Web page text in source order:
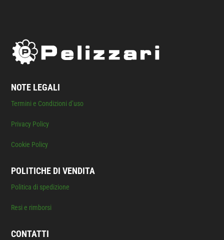
NOTE LEGALI
Termini e Condizioni d’uso
Privacy Policy
Cookie Policy
POLITICHE DI VENDITA
Politica di spedizione
Resi e rimborsi
CONTATTI